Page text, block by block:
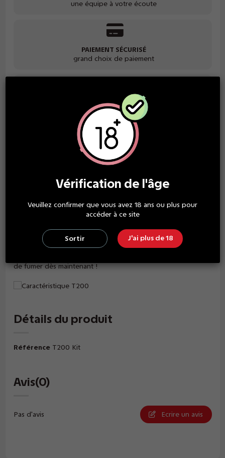
une équipe à votre écoute
PAIEMENT SÉCURISÉ
grand choix de paiement
GARANTIE SATISFACTION
des produits de qualité
grand écran tactile de 2,4 pouces qui affiche de façon vivante
4 thèmes d'interface utilisateur dynamiques.
Les tout nouveaux coils Z permettent de doubler la durée de
vie jusqu'à 60ml.
de fumer dès maintenant !
Détails du produit
Référence T200 Kit
Avis(0)
Pas d'avis Ecrire un avis
Vérification de l'âge
Veuillez confirmer que vous avez 18 ans ou plus pour
accéder à ce site
Sortir J'ai plus de 18